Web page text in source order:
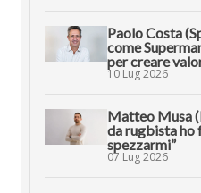
Paolo Costa
come
per creare
10 Lug 2026
Matteo Musa
da rugbista ho
spezzarmi”
07 Lug 2026